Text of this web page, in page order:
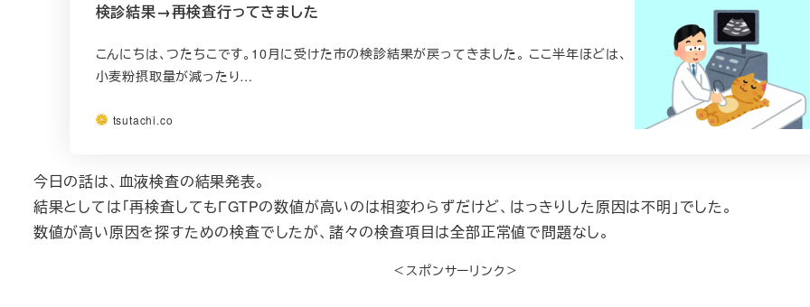
検診結果→再検査行ってきました
こんにちは、つたちこです。10月に受けた市の検診結果が戻ってきました。 ここ半年ほどは、
小麦粉摂取量が減ったり…
tsutachi.co
今日の話は、血液検査の結果発表。
結果としては「再検査してもΓGTPの数値が高いのは相変わらずだけど、はっきりした原因は不明」でした。
数値が高い原因を探すための検査でしたが、諸々の検査項目は全部正常値で問題なし。
＜スポンサーリンク＞